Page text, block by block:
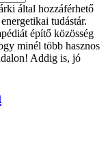
által hozzáférhető
tudástár.
építő közösség
minél több hasznos
Addig is, jó